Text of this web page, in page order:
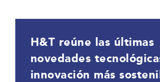
H&T reúne las últimas
novedades
innovación más